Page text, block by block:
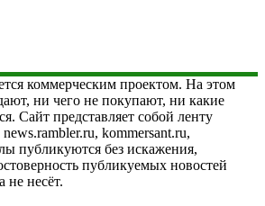
коммерческим проектом. На этом
ни чего не покупают, ни какие
Сайт представляет собой ленту
kommersant.ru,
публикуются без искажения,
публикуемых новостей
не несёт.